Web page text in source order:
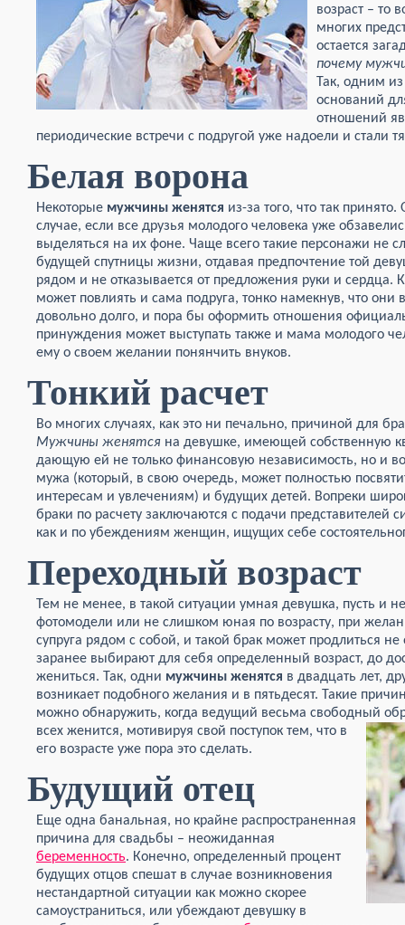
возраст – то
многих
остается
почему
Так, одним
оснований
отношений
периодические встречи с подругой уже надоели и стали
Белая ворона
Некоторые мужчины женятся из-за того, что так
случае, если все друзья молодого человека уже
выделяться на их фоне. Чаще всего такие персонажи не
будущей спутницы жизни, отдавая предпочтение той
рядом и не отказывается от предложения руки и сердца.
может повлиять и сама подруга, тонко намекнув, что они
довольно долго, и пора бы оформить отношения
принуждения может выступать также и мама молодого
ему о своем желании понянчить внуков.
Тонкий расчет
Во многих случаях, как это ни печально, причиной для
Мужчины женятся на девушке, имеющей собственную
дающую ей не только финансовую независимость, но и
мужа (который, в свою очередь, может полностью
интересам и увлечениям) и будущих детей. Вопреки
браки по расчету заключаются с подачи представителей
как и по убеждениям женщин, ищущих себе
Переходный возраст
Тем не менее, в такой ситуации умная девушка, пусть и
фотомодели или не слишком юная по возрасту, при
супруга рядом с собой, и такой брак может продлиться
заранее выбирают для себя определенный возраст, до
жениться. Так, одни мужчины женятся в двадцать лет,
возникает подобного желания и в пятьдесят. Такие
можно обнаружить, когда ведущий весьма свободный
всех женится, мотивируя свой поступок тем, что в
его возрасте уже пора это сделать.
Будущий отец
Еще одна банальная, но крайне распространенная
причина для свадьбы – неожиданная
беременность. Конечно, определенный процент
будущих отцов спешат в случае возникновения
нестандартной ситуации как можно скорее
самоустраниться, или убеждают девушку в